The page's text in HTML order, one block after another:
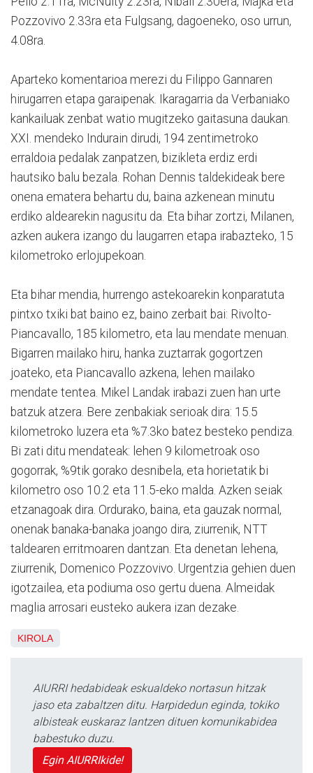
Pozzovivo 2.33ra eta Fulgsang, dagoeneko, oso urrun,
4.08ra.
Aparteko komentarioa merezi du Filippo Gannaren
hirugarren etapa garaipenak. Ikaragarria da Verbaniako
kankailuak zenbat watio mugitzeko gaitasuna daukan.
XXI. mendeko Indurain dirudi, 194 zentimetroko
erraldoia pedalak zanpatzen, bizikleta erdiz erdi
hautsiko balu bezala. Rohan Dennis taldekideak bere
onena ematera behartu du, baina azkenean minutu
erdiko aldearekin nagusitu da. Eta bihar zortzi, Milanen,
azken aukera izango du laugarren etapa irabazteko, 15
kilometroko erlojupekoan.
Eta bihar mendia, hurrengo astekoarekin konparatuta
pintxo txiki bat baino ez, baino zerbait bai: Rivolto-
Piancavallo, 185 kilometro, eta lau mendate menuan.
Bigarren mailako hiru, hanka zuztarrak gogortzen
joateko, eta Piancavallo azkena, lehen mailako
mendate tentea. Mikel Landak irabazi zuen han urte
batzuk atzera. Bere zenbakiak serioak dira: 15.5
kilometroko luzera eta %7.3ko batez besteko pendiza.
Bi zati ditu mendateak: lehen 9 kilometroak oso
gogorrak, %9tik gorako desnibela, eta horietatik bi
kilometro oso 10.2 eta 11.5-eko malda. Azken seiak
etzanagoak dira. Ordurako, baina, eta gauzak normal,
onenak banaka-banaka joango dira, ziurrenik, NTT
taldearen erritmoaren dantzan. Eta denetan lehena,
ziurrenik, Domenico Pozzovivo. Urgentzia gehien duen
igotzailea, eta podiuma oso gertu duena. Almeidak
maglia arrosari eusteko aukera izan dezake.
KIROLA
AIURRI hedabideak eskualdeko nortasun hitzak
jaso eta zabaltzen ditu. Harpidedun eginda, tokiko
albisteak euskaraz lantzen dituen komunikabidea
babestuko duzu.
Egin AIURRIkide!